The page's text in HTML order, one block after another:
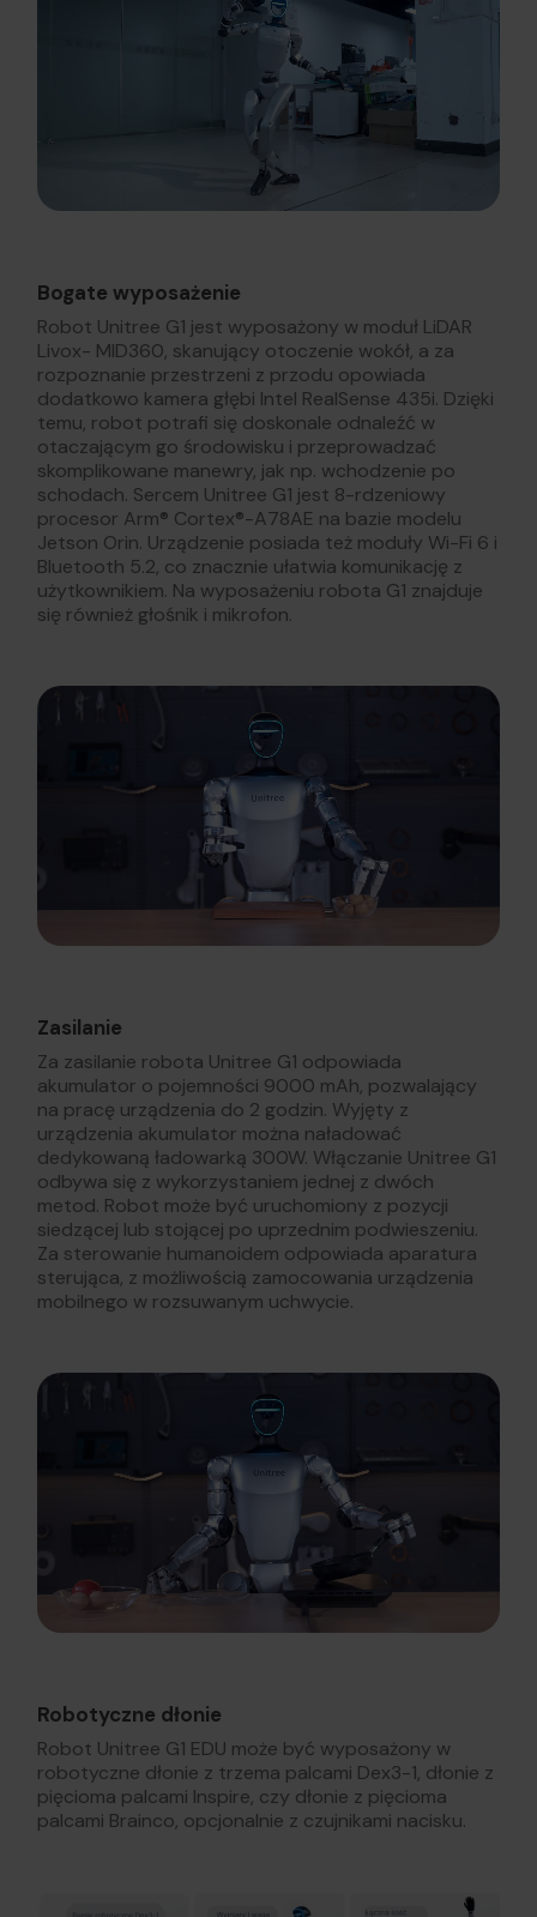
Bogate wyposażenie
Robot Unitree G1 jest wyposażony w moduł LiDAR
Livox- MID360, skanujący otoczenie wokół, a za
rozpoznanie przestrzeni z przodu opowiada
dodatkowo kamera głębi Intel RealSense 435i. Dzięki
temu, robot potrafi się doskonale odnaleźć w
otaczającym go środowisku i przeprowadzać
skomplikowane manewry, jak np. wchodzenie po
schodach. Sercem Unitree G1 jest 8-rdzeniowy
procesor Arm® Cortex®-A78AE na bazie modelu
Jetson Orin. Urządzenie posiada też moduły Wi-Fi 6 i
Bluetooth 5.2, co znacznie ułatwia komunikację z
użytkownikiem. Na wyposażeniu robota G1 znajduje
się również głośnik i mikrofon.
Zasilanie
Za zasilanie robota Unitree G1 odpowiada
akumulator o pojemności 9000 mAh, pozwalający
na pracę urządzenia do 2 godzin. Wyjęty z
urządzenia akumulator można naładować
dedykowaną ładowarką 300W. Włączanie Unitree G1
odbywa się z wykorzystaniem jednej z dwóch
metod. Robot może być uruchomiony z pozycji
siedzącej lub stojącej po uprzednim podwieszeniu.
Za sterowanie humanoidem odpowiada aparatura
sterująca, z możliwością zamocowania urządzenia
mobilnego w rozsuwanym uchwycie.
Robotyczne dłonie
Robot Unitree G1 EDU może być wyposażony w
robotyczne dłonie z trzema palcami Dex3-1, dłonie z
pięcioma palcami Inspire, czy dłonie z pięcioma
palcami Brainco, opcjonalnie z czujnikami nacisku.